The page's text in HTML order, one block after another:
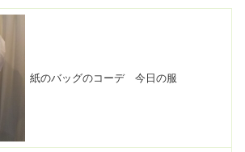
紙のバッグのコーデ 今日の服